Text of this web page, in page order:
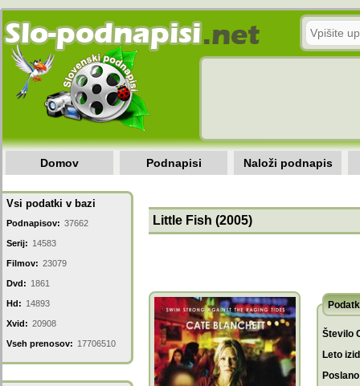
Domov Podnapisi Naloži podnapis
Vsi podatki v bazi
Podnapisov: 37662
Serij: 14583
Filmov: 23079
Dvd: 1861
Hd: 14893
Xvid: 20908
Vseh prenosov: 17706510
Little Fish (2005)
Število
Leto